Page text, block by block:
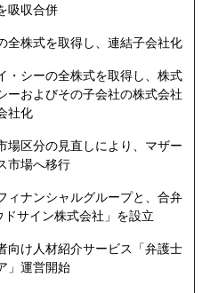
吸収合併
全株式を取得し、連結子会社化
・シーの全株式を取得し、株式
ーおよびその子会社の株式会社
社化
場区分の見直しにより、マザー
市場へ移行
ィナンシャルグループと、合弁
ドサイン株式会社」を設立
向け人材紹介サービス「弁護士
」運営開始